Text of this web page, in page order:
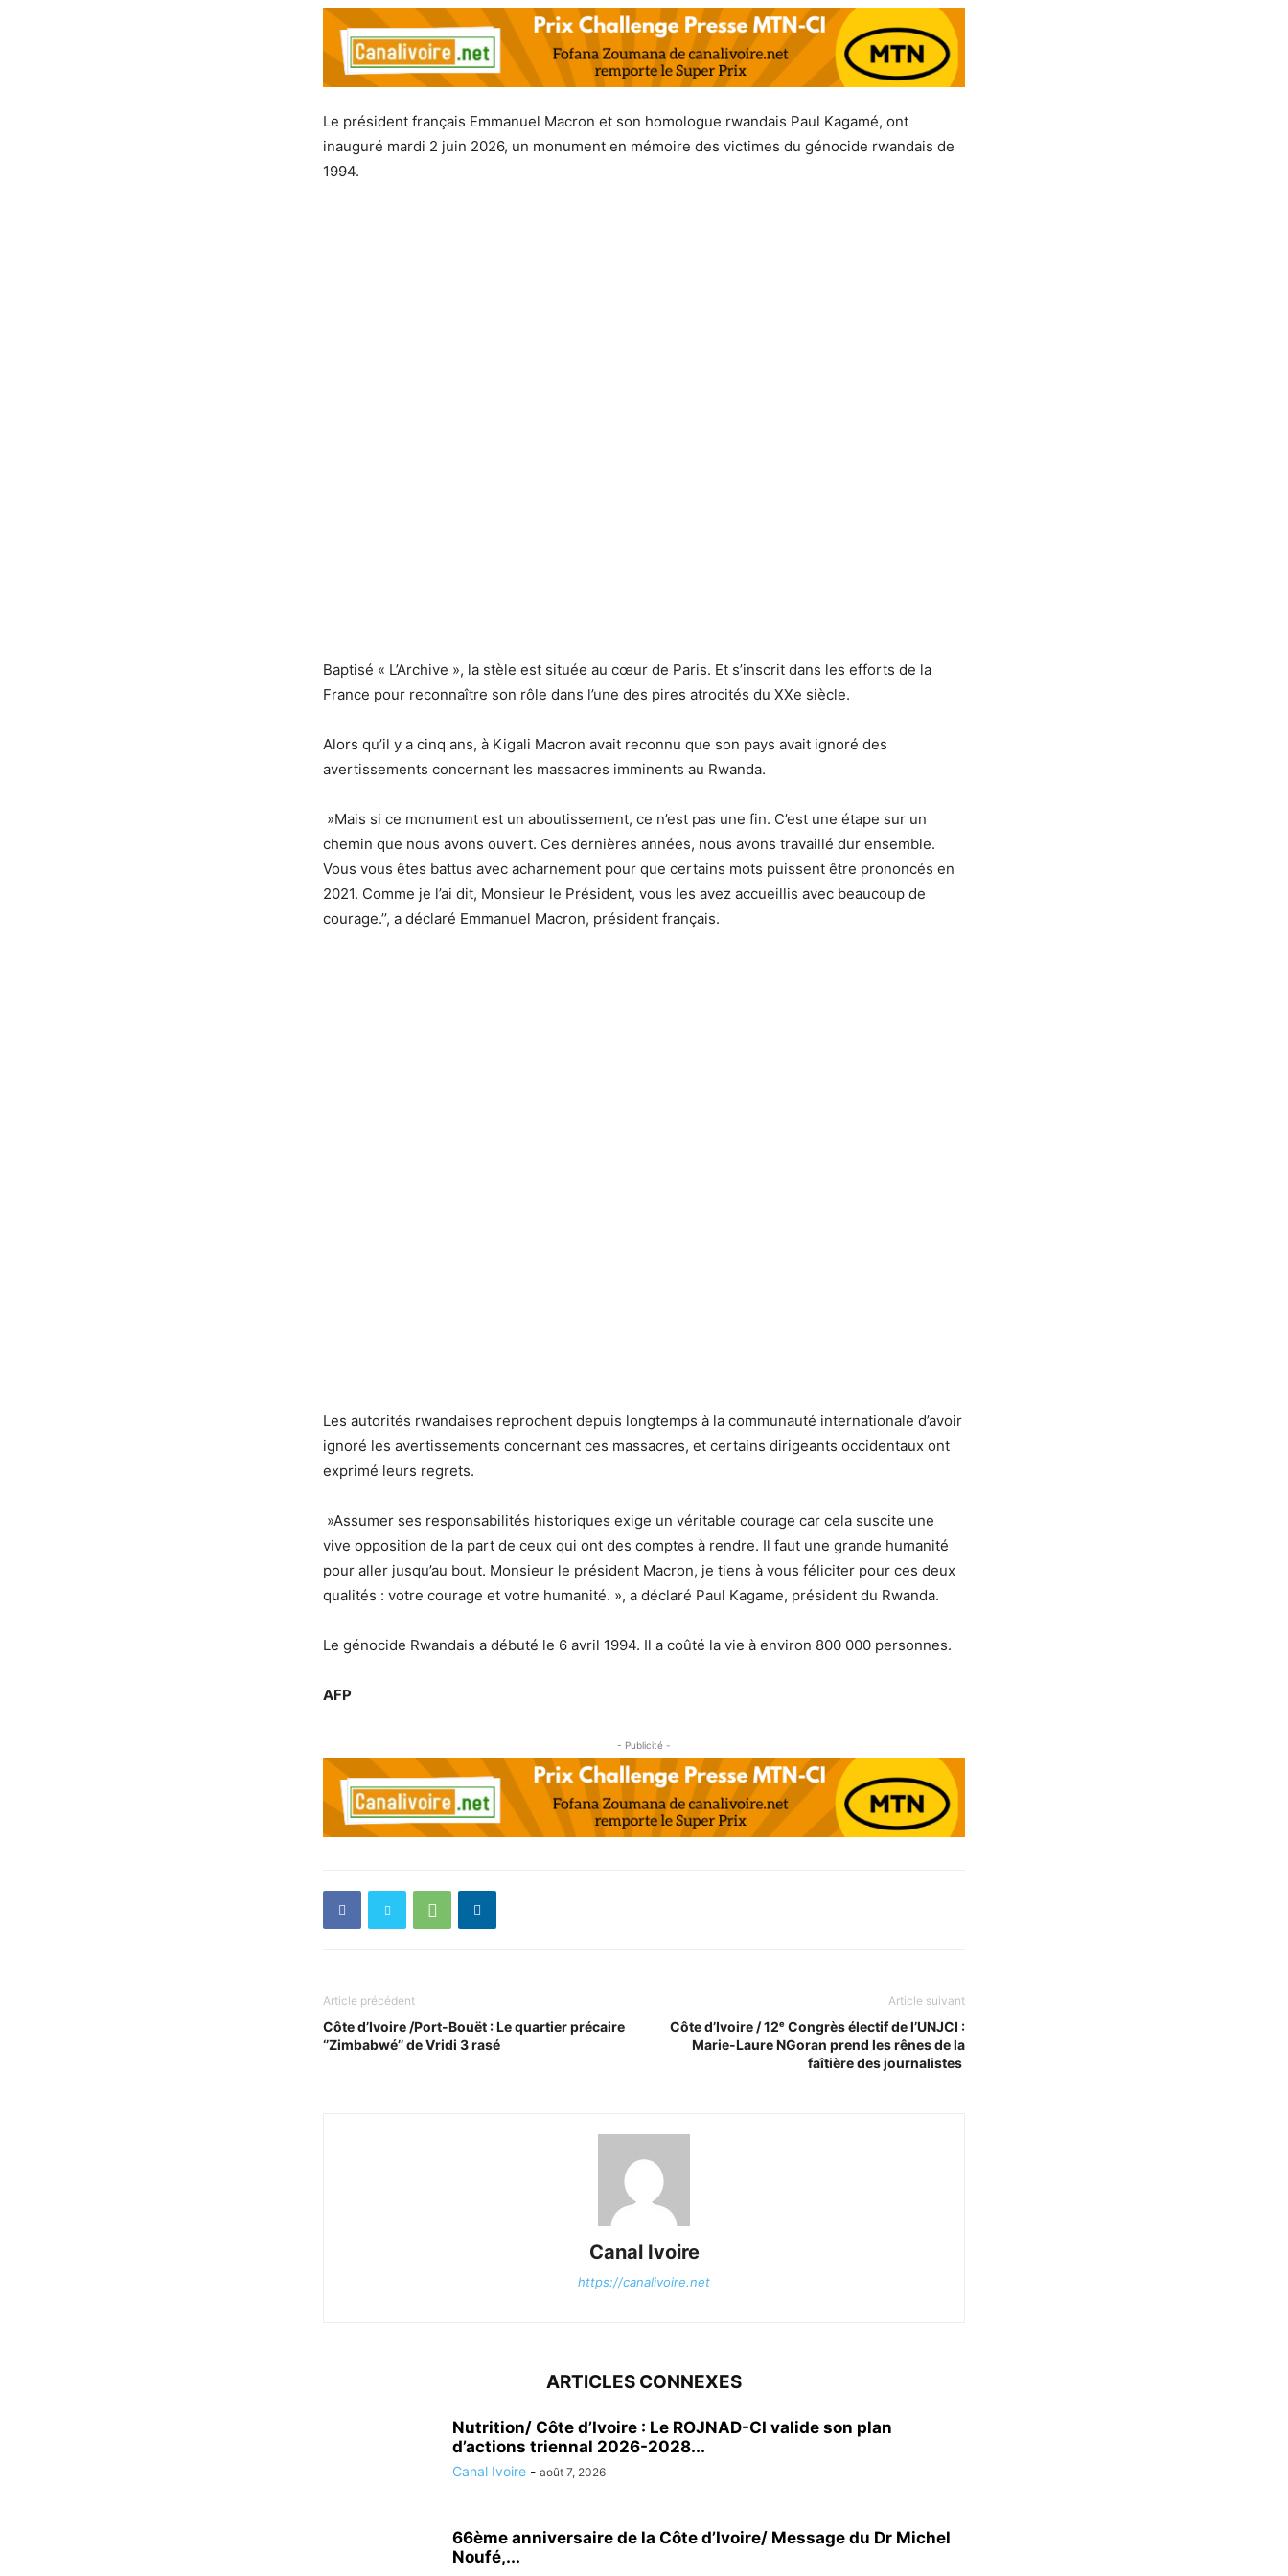
Le président français Emmanuel Macron et son homologue rwandais Paul Kagamé, ont
inauguré mardi 2 juin 2026, un monument en mémoire des victimes du génocide rwandais de
1994.
Baptisé « L’Archive », la stèle est située au cœur de Paris. Et s’inscrit dans les efforts de la
France pour reconnaître son rôle dans l’une des pires atrocités du XXe siècle.
Alors qu’il y a cinq ans, à Kigali Macron avait reconnu que son pays avait ignoré des
avertissements concernant les massacres imminents au Rwanda.
»Mais si ce monument est un aboutissement, ce n’est pas une fin. C’est une étape sur un
chemin que nous avons ouvert. Ces dernières années, nous avons travaillé dur ensemble.
Vous vous êtes battus avec acharnement pour que certains mots puissent être prononcés en
2021. Comme je l’ai dit, Monsieur le Président, vous les avez accueillis avec beaucoup de
courage.’’, a déclaré Emmanuel Macron, président français.
Les autorités rwandaises reprochent depuis longtemps à la communauté internationale d’avoir
ignoré les avertissements concernant ces massacres, et certains dirigeants occidentaux ont
exprimé leurs regrets.
»Assumer ses responsabilités historiques exige un véritable courage car cela suscite une
vive opposition de la part de ceux qui ont des comptes à rendre. Il faut une grande humanité
pour aller jusqu’au bout. Monsieur le président Macron, je tiens à vous féliciter pour ces deux
qualités : votre courage et votre humanité. », a déclaré Paul Kagame, président du Rwanda.
Le génocide Rwandais a débuté le 6 avril 1994. Il a coûté la vie à environ 800 000 personnes.
AFP
- Publicité -
Article précédent
Côte d’Ivoire /Port-Bouët : Le quartier précaire
‘’Zimbabwé’’ de Vridi 3 rasé
Article suivant
Côte d’Ivoire / 12ᵉ Congrès électif de l’UNJCI :
Marie-Laure NGoran prend les rênes de la
faîtière des journalistes
Canal Ivoire
https://canalivoire.net
ARTICLES CONNEXES
Nutrition/ Côte d’Ivoire : Le ROJNAD-CI valide son plan
d’actions triennal 2026-2028...
Canal Ivoire - août 7, 2026
66ème anniversaire de la Côte d’Ivoire/ Message du Dr Michel
Noufé,...